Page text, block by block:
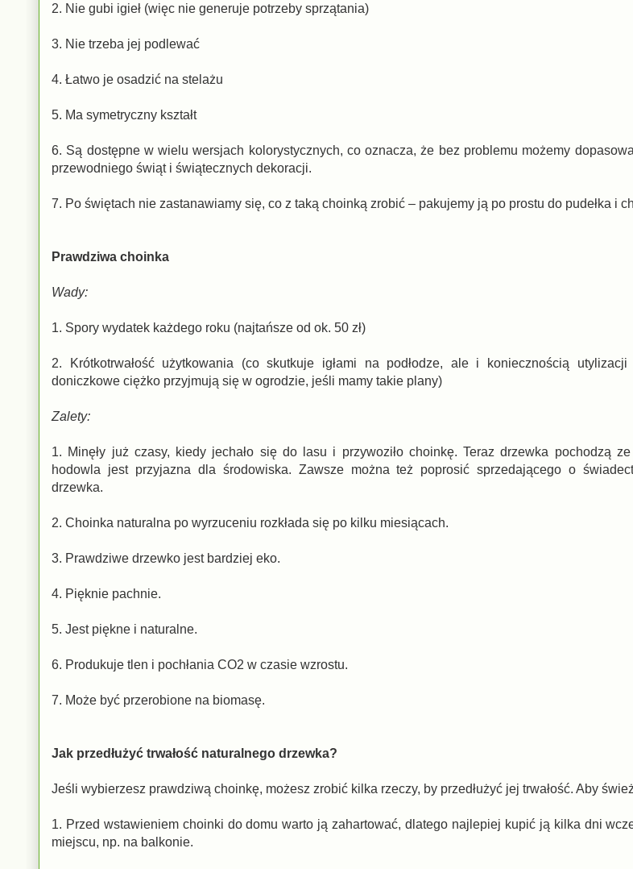
2. Nie gubi igieł (więc nie generuje potrzeby sprzątania)
3. Nie trzeba jej podlewać
4. Łatwo je osadzić na stelażu
5. Ma symetryczny kształt
6. Są dostępne w wielu wersjach kolorystycznych, co oznacza, że bez problemu możemy
przewodniego świąt i świątecznych dekoracji.
7. Po świętach nie zastanawiamy się, co z taką choinką zrobić – pakujemy ją po prostu do pudełka i
Prawdziwa choinka
Wady:
1. Spory wydatek każdego roku (najtańsze od ok. 50 zł)
2. Krótkotrwałość użytkowania (co skutkuje igłami na podłodze, ale i koniecznością
doniczkowe ciężko przyjmują się w ogrodzie, jeśli mamy takie plany)
Zalety:
1. Minęły już czasy, kiedy jechało się do lasu i przywoziło choinkę. Teraz drzewka pochodzą
hodowla jest przyjazna dla środowiska. Zawsze można też poprosić sprzedającego o
drzewka.
2. Choinka naturalna po wyrzuceniu rozkłada się po kilku miesiącach.
3. Prawdziwe drzewko jest bardziej eko.
4. Pięknie pachnie.
5. Jest piękne i naturalne.
6. Produkuje tlen i pochłania CO2 w czasie wzrostu.
7. Może być przerobione na biomasę.
Jak przedłużyć trwałość naturalnego drzewka?
Jeśli wybierzesz prawdziwą choinkę, możesz zrobić kilka rzeczy, by przedłużyć jej trwałość. Aby
1. Przed wstawieniem choinki do domu warto ją zahartować, dlatego najlepiej kupić ją kilka dni
miejscu, np. na balkonie.